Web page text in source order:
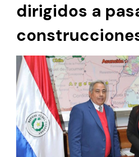
dirigidos a